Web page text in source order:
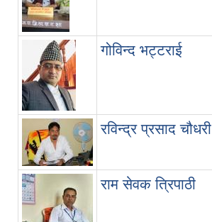
गोविन्द भट्टराई
रविन्द्र प्रसाद चौधरी
राम सेवक त्रिपाठी